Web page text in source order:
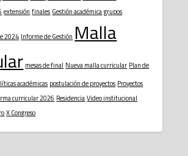
extensión finales Gestión académica grupos
2024 Informe de Gestión Malla
mesas de final Nueva malla curricular Plan de
académicas postulación de proyectos Proyectos
curricular 2026 Residencia Video institucional
X Congreso